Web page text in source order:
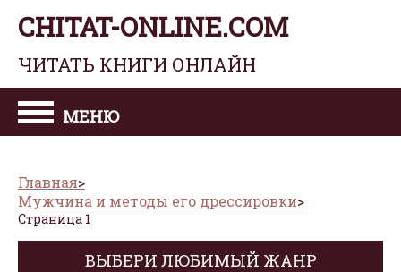
CHITAT-ONLINE.COM
ЧИТАТЬ КНИГИ ОНЛАЙН
МЕНЮ
Главная
Мужчина и методы его дрессировки
Страница 1
ВЫБЕРИ ЛЮБИМЫЙ ЖАНР